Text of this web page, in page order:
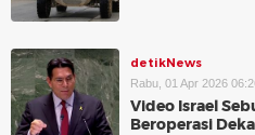
detikNews
Rabu, 01 Apr 2026
Video Israel
Beroperasi